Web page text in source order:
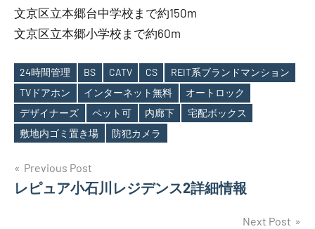
文京区立本郷台中学校まで約150m
文京区立本郷小学校まで約60m
Tags
24時間管理 BS CATV CS
REIT系ブランドマンション
TVドアホン
インターネット無料
オートロック
デザイナーズ
ペット可 内廊下
宅配ボックス
敷地内ゴミ置き場
防犯カメラ
投
稿
Previous Post
レピュア小石川レジデンス2詳細情報
Next Post